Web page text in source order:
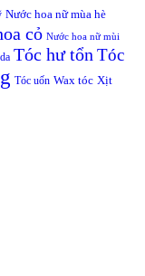
Nước hoa nữ mùa hè
cỏ Nước hoa nữ mùi
Tóc hư tổn Tóc
Tóc uốn Wax tóc Xịt